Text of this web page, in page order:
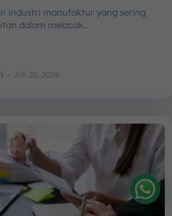
industri manufaktur yang sering
dalam melacak...
- Juli 25, 2026